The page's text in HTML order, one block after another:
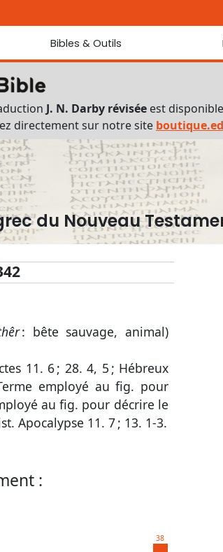
Bibles & Outils
Bibles
Traduction J. N. Darby révisée
Traduction J. N. Darby
Ancien Testament interlinéaire
Nouveau Testament interlinéaire
Outils
Dictionnaire français du Nouveau Testament
Lexique grec du Nouveau Testament
Questionnaire de connaissances du Nouveau Testament
Téléchargements
J. N. Darby révisée est
directement sur notre site
du Nouveau
: bête sauvage, animal)
11. 6; 28. 4, 5 ; Hébreux
employé au fig. pour
au fig. pour décrire le
Apocalypse 11. 7; 13. 1-3.
:
38